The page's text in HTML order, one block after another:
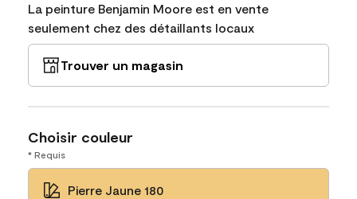
La peinture Benjamin Moore est en vente
seulement chez des détaillants locaux
Trouver un magasin
Choisir couleur
* Requis
Pierre Jaune 180